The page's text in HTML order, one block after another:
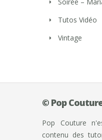
Tutos Vidéo
Vintage
© Pop
Pop Couture
contenu des